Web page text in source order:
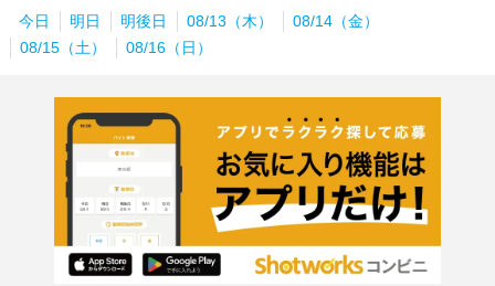
今日 明日 明後日 08/13（木）
08/14（金）
08/15（土）
08/16（日）